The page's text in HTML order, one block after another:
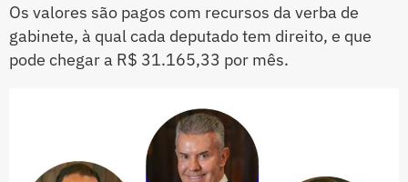
Os valores são pagos com recursos da verba de
gabinete, à qual cada deputado tem direito, e que
pode chegar a R$ 31.165,33 por mês.